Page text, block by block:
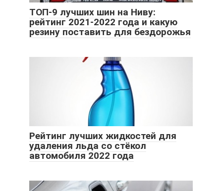
ТОП-9 лучших шин на Ниву:
рейтинг 2021-2022 года и какую
резину поставить для бездорожья
Рейтинг лучших жидкостей для
удаления льда со стёкол
автомобиля 2022 года